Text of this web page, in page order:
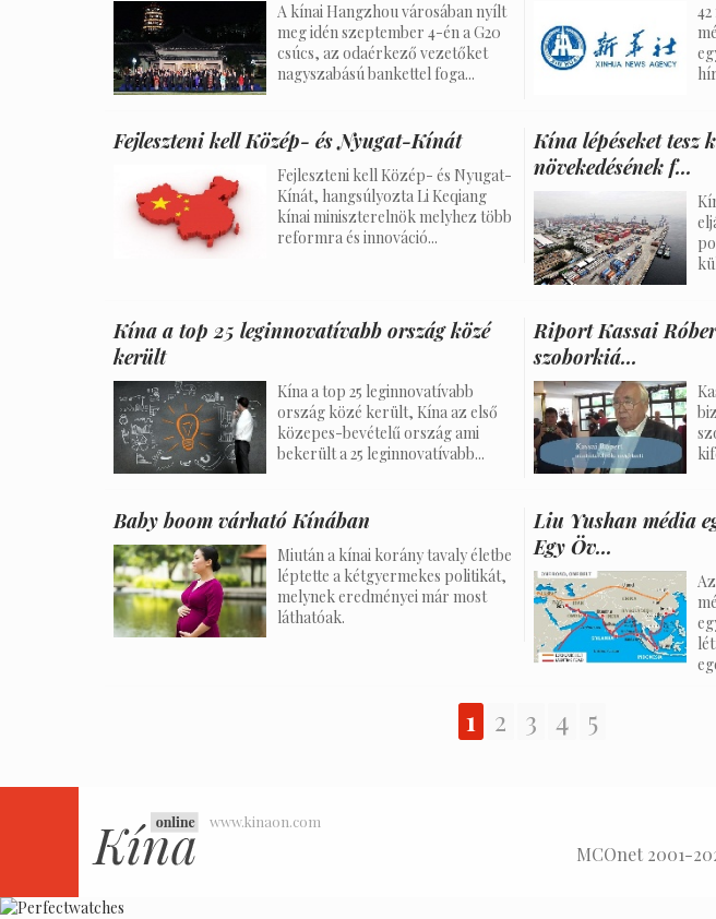
A kínai Hangzhou városában nyílt
meg idén szeptember 4-én a G20
csúcs, az odaérkező vezetőket
nagyszabású bankettel foga...
Fejleszteni kell Közép- és Nyugat-Kínát
Fejleszteni kell Közép- és Nyugat-
Kínát, hangsúlyozta Li Keqiang
kínai miniszterelnök melyhez több
reformra és innováció...
Kína lépéseket tesz
növekedésének f...
Kína a top 25 leginnovatívabb ország közé
került
Kína a top 25 leginnovatívabb
ország közé került, Kína az első
közepes-bevételű ország ami
bekerült a 25 leginnovatívabb...
Riport Kassai
szoborkiá...
Baby boom várható Kínában
Miután a kínai korány tavaly életbe
léptette a kétgyermekes politikát,
melynek eredményei már most
láthatóak.
Liu Yushan média
Egy Öv...
1 2 3 4 5
www.kinaon.com
MCOnet 2001-